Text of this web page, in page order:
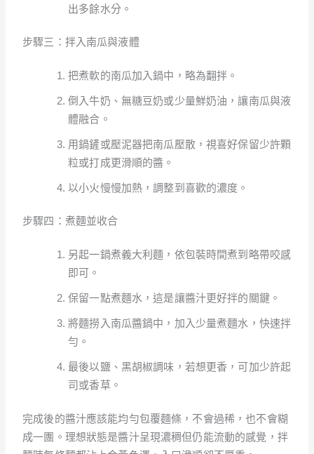
出多餘水分。
步驟三：拌入南瓜與液體
把煮軟的南瓜加入鍋中，略為翻拌。
倒入牛奶、無糖豆奶或少量鮮奶油，讓南瓜與液
體融合。
用鍋鏟或壓泥器把南瓜壓散，視喜好保留少許顆
粒或打成更滑順的醬。
以小火慢慢加熱，調整到喜歡的濃度。
步驟四：煮麵並收合
另起一鍋煮義大利麵，依包裝時間煮到略帶咬感
即可。
保留一點煮麵水，這是讓醬汁更好拌的關鍵。
將麵撈入南瓜醬鍋中，加入少量煮麵水，快速拌
勻。
最後以鹽、黑胡椒調味，若想更香，可加少許起
司或香草。
完成後的醬汁應該能均勻包覆麵條，不會過稀，也不會糊
成一團。理想狀態是醬汁呈現濃稠但仍能流動的感覺，拌